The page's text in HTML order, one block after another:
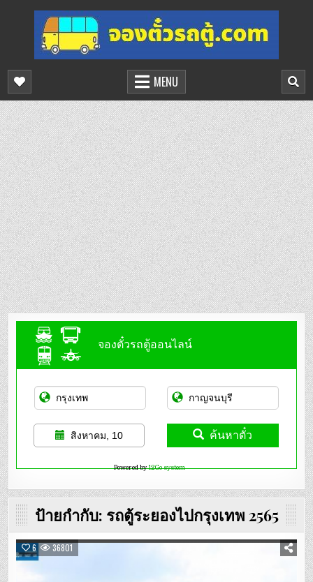
content
จองตั๋วรถตู้ออนไลน์
บริการจองตั๋วรถตู้ออนไลน์
MENU
จองตั๋วรถตู้ออนไลน์
สิงหาคม, 10 ค้นหาตั๋ว
Powered by12Go system
ป้ายกำกับ: รถตู้ระยองไปกรุงเทพ 2565
6 36801